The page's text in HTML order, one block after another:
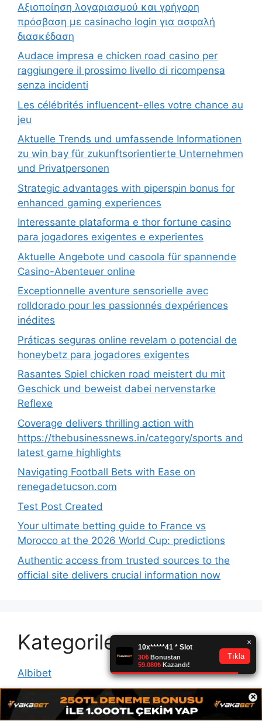
×
Αξιοποίηση λογαριασμού και γρήγορη
πρόσβαση με casinacho login για ασφαλή
διασκέδαση
Audace impresa e chicken road casino per
raggiungere il prossimo livello di ricompensa
senza incidenti
Les célébrités influencent-elles votre chance au
jeu
Aktuelle Trends und umfassende Informationen
zu win bay für zukunftsorientierte Unternehmen
und Privatpersonen
Strategic advantages with piperspin bonus for
enhanced gaming experiences
Interessante plataforma e thor fortune casino
para jogadores exigentes e experientes
Aktuelle Angebote und casoola für spannende
Casino-Abenteuer online
Exceptionnelle aventure sensorielle avec
rolldorado pour les passionnés dexpériences
inédites
Práticas seguras online revelam o potencial de
honeybetz para jogadores exigentes
Rasantes Spiel chicken road meistert du mit
Geschick und beweist dabei nervenstarke
Reflexe
Coverage delivers thrilling action with
https://thebusinessnews.in/category/sports and
latest game highlights
Navigating Football Bets with Ease on
renegadetucson.com
Test Post Created
Your ultimate betting guide to France vs
Morocco at the 2026 World Cup: predictions
Authentic access from trusted sources to the
official site delivers crucial information now
Kategoriler
Albibet
Albibet Giriş
apr_common_1